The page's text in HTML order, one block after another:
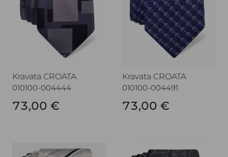
Kravata CROATA
010100-004444
73,00 €
Kravata CROATA
010100-004491
73,00 €